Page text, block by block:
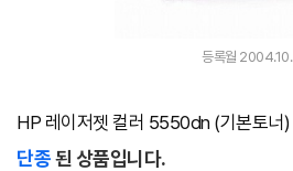
등록월 2004.10.
HP 레이저젯 컬러 5550dn (기본토너)
단종된 상품입니다.